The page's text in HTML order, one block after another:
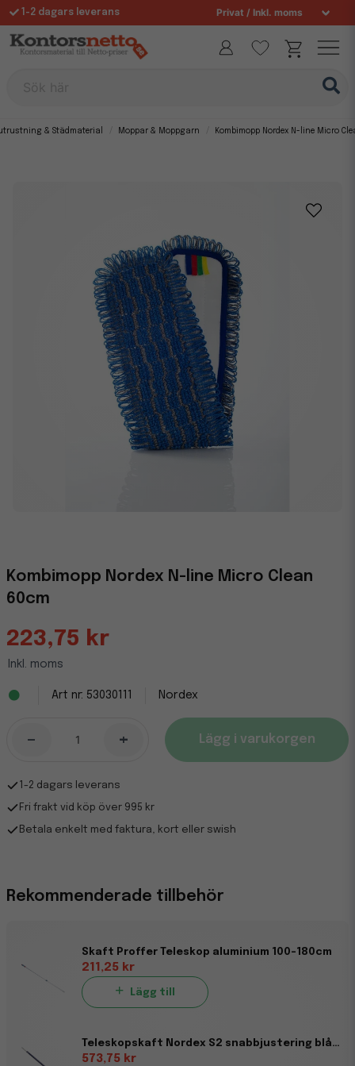
1-2 dagars leverans
Fri frakt över 995 kr
& Städmaterial Moppar & Moppgarn Kombimopp Nordex N-line Micro
Kombimopp Nordex N-line Micro Clean
60cm
223,75 kr
Inkl. moms
53030111 Nordex
- + Lägg i varukorgen
1-2 dagars leverans
Fri frakt vid köp över 995 kr
Betala enkelt med faktura, kort eller swish
Rekommenderade tillbehör
Skaft Proffer Teleskop aluminium 100-180cm
211,25 kr
Lägg till
Teleskopskaft Nordex S2 snabbjustering blå 29 mm 110-170cm
573,75 kr